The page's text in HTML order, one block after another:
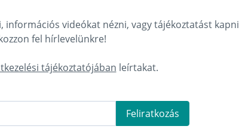
információs videókat nézni, vagy tájékoztatást kapni
fel hírlevelünkre!
tájékoztatójában leírtakat.
Feliratkozás